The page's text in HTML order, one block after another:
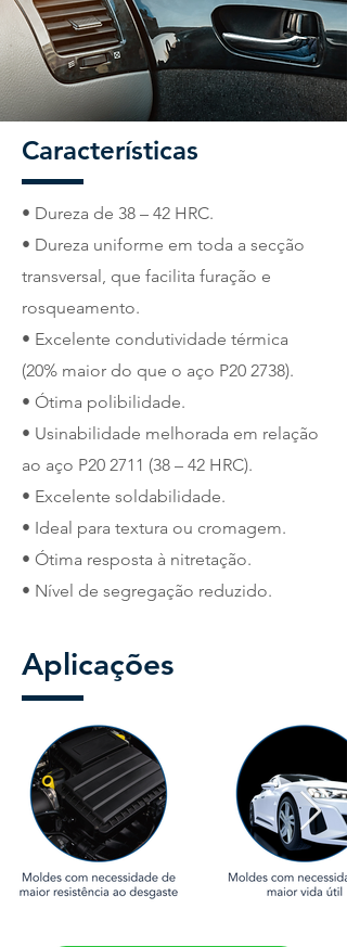
Características
• Dureza de 38 – 42 HRC.
• Dureza uniforme em toda a secção
transversal, que facilita furação e
rosqueamento.
• Excelente condutividade térmica
(20% maior do que o aço P20 2738).
• Ótima polibilidade.
• Usinabilidade melhorada em relação
ao aço P20 2711 (38 – 42 HRC).
• Excelente soldabilidade.
• Ideal para textura ou cromagem.
• Ótima resposta à nitretação.
• Nível de segregação reduzido.
Aplicações